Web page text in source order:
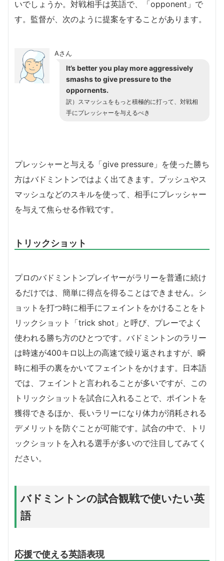
いでしょうか。対戦相手は英語で、「opponent」で
す。監督が、次のように提案をすることがあります。
Aさん
It’s better you play more aggressively
smashs to give pressure to the
oppornents.
訳）スマッシュをもっと積極的に打って、対戦相
手にプレッシャーを与えるべき
プレッシャーと与える「give pressure」を使った勝ち
方はバドミントンではよく出てきます。プッシュやス
マッシュなどのスキルを使って、相手にプレッシャー
を与えて焦らせる作戦です。
トリックショット
プロのバドミントンプレイヤーがラリーを普通に続け
るだけでは、簡単に得点を得ることはできません。シ
ョットを打つ時に相手にフェイントをかけることをト
リックショット「trick shot」と呼び、プレーでよく
使われる勝ち方のひとつです。バドミントンのラリー
は時速が400キロ以上の高速で繰り返されますが、瞬
時に相手の裏をかいてフェイントをかけます。日本語
では、フェイントと言われることが多いですが、この
トリックショットを試合に入れることで、ポイントを
獲得できるほか、長いラリーになり体力が消耗される
デメリットを防ぐことが可能です。試合の中で、トリ
ックショットを入れる選手が多いので注目してみてく
ださい。
バドミントンの試合観戦で使いたい英
語
応援で使える英語表現